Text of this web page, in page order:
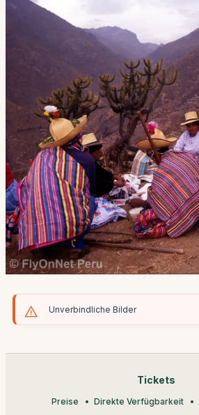
Unverbindliche Bilder
Tickets
Preise Direkte Verfügbarkeit